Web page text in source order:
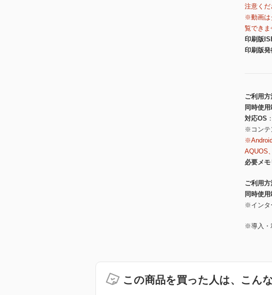
注意くだ
※動画は
覧できま
印刷版
印刷版発
ご利用方
同時使
対応OS
※コンテ
AQUOS
必要メ
ご利用方
同時使
※インタ
※導入・
この商品を買った人は、こん